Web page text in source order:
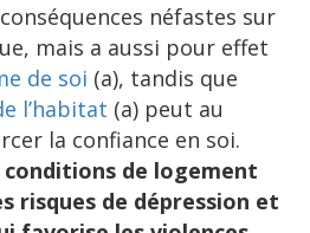
néfastes sur
mais a aussi pour effet
de soi (a), tandis que
l’habitat (a) peut au
la confiance en soi.
conditions de logement
risques de dépression et